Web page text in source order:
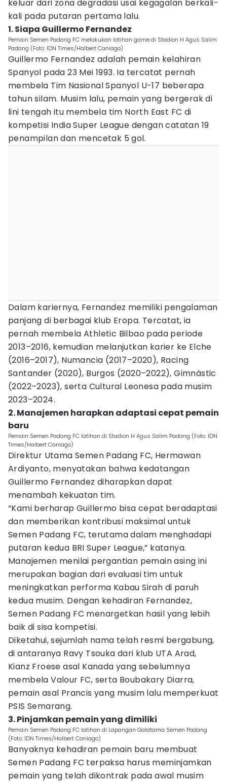
keluar dari zona degradasi usai kegagalan berkali-
kali pada putaran pertama lalu.
1. Siapa Guillermo Fernandez
Pemain Semen Padang FC melakukan latihan game di Stadion H Agus Salim
Padang (Foto: IDN Times/Halbert Caniago)
Guillermo Fernandez adalah pemain kelahiran
Spanyol pada 23 Mei 1993. Ia tercatat pernah
membela Tim Nasional Spanyol U-17 beberapa
tahun silam. Musim lalu, pemain yang bergerak di
lini tengah itu membela tim North East FC di
kompetisi India Super League dengan catatan 19
penampilan dan mencetak 5 gol.
Dalam kariernya, Fernandez memiliki pengalaman
panjang di berbagai klub Eropa. Tercatat, ia
pernah membela Athletic Bilbao pada periode
2013–2016, kemudian melanjutkan karier ke Elche
(2016–2017), Numancia (2017–2020), Racing
Santander (2020), Burgos (2020–2022), Gimnàstic
(2022–2023), serta Cultural Leonesa pada musim
2023–2024.
2. Manajemen harapkan adaptasi cepat pemain
baru
Pemain Semen Padang FC latihan di Stadion H Agus Salim Padang (Foto: IDN
Times/Halbert Caniago)
Direktur Utama Semen Padang FC, Hermawan
Ardiyanto, menyatakan bahwa kedatangan
Guillermo Fernandez diharapkan dapat
menambah kekuatan tim.
“Kami berharap Guillermo bisa cepat beradaptasi
dan memberikan kontribusi maksimal untuk
Semen Padang FC, terutama dalam menghadapi
putaran kedua BRI Super League,” katanya.
Manajemen menilai pergantian pemain asing ini
merupakan bagian dari evaluasi tim untuk
meningkatkan performa Kabau Sirah di paruh
kedua musim. Dengan kehadiran Fernandez,
Semen Padang FC menargetkan hasil yang lebih
baik di sisa kompetisi.
Diketahui, sejumlah nama telah resmi bergabung,
di antaranya Ravy Tsouka dari klub UTA Arad,
Kianz Froese asal Kanada yang sebelumnya
membela Valour FC, serta Boubakary Diarra,
pemain asal Prancis yang musim lalu memperkuat
PSIS Semarang.
3. Pinjamkan pemain yang dimiliki
Pemain Semen Padang FC latihan di Lapangan Galatama Semen Padang
(Foto: IDN Times/Halbert Caniago)
Banyaknya kehadiran pemain baru membuat
Semen Padang FC terpaksa harus meminjamkan
pemain yang telah dikontrak pada awal musim